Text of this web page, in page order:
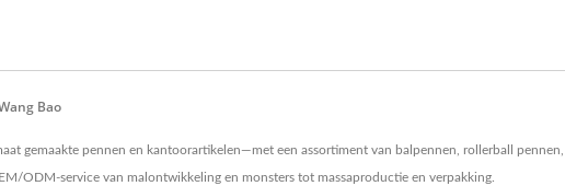
Bao
gemaakte pennen en kantoorartikelen—met een assortiment van balpennen, rollerball
ODM-service van malontwikkeling en monsters tot massaproductie en verpakking.